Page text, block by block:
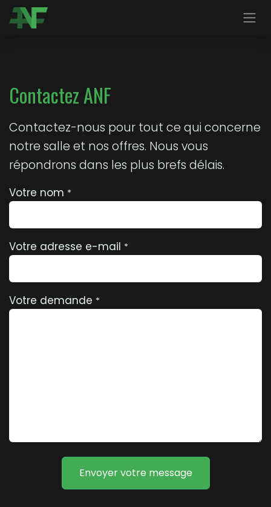
Se rendre au contenu
Contactez ANF
Contactez-nous pour tout ce qui concerne
notre salle et nos offres. Nous vous
répondrons dans les plus brefs délais.
Votre nom *
Votre adresse e-mail *
Votre demande *
Envoyer votre message